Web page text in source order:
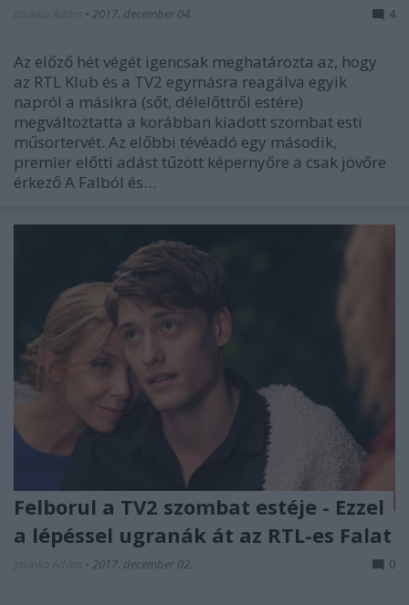
• 2017. december 04. 4
Az előző hét végét igencsak meghatározta az, hogy
az RTL Klub és a TV2 egymásra reagálva egyik
napról a másikra (sőt, délelőttről estére)
megváltoztatta a korábban kiadott szombat esti
műsortervét. Az előbbi tévéadó egy második,
premier előtti adást tűzött képernyőre a csak jövőre
érkező A Falból és…
Felborul a TV2 szombat estéje - Ezzel
a lépéssel ugranák át az RTL-es Falat
• 2017. december 02. 0